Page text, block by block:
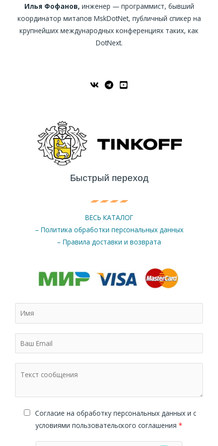
Илья Фофанов, инженер — программист, бывший
координатор митапов MskDotNet, публичный спикер на
крупнейших международных конференциях таких, как
DotNext.
Быстрый переход
ВЕСЬ КАТАЛОГ
– Политика обработки персональных данных
– Правила доставки и возврата
Cогласие на обработку персональных данных и с
условиями пользовательского соглашения *